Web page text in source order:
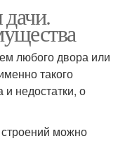
любого двора или
такого
недостатки, о
можно